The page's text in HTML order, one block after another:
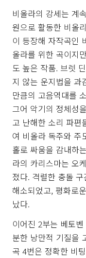
비올라의 강세는 계
원으로 활동한 비올
이 등장해 자작곡인
올라를 위한 곡이지
도 높은 작품. 브렛
지 않는 운지법을 과
만큼의 고음역대를
그어 악기의 정체성
고 난해한 소리 파편
여 비올라 독주와 주
홀로 싸움을 감내하
라의 카리스마는 오
졌다. 격렬한 충돌
해소되었고, 평화로
났다.
이어진 2부는 베토
분한 낭만적 기질을
곡 4번은 정확한 비